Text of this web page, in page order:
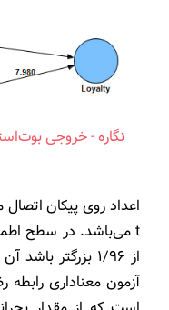
خروجی
اعداد روی پیکان اتصال
از ۱/۹۶ بزرگتر